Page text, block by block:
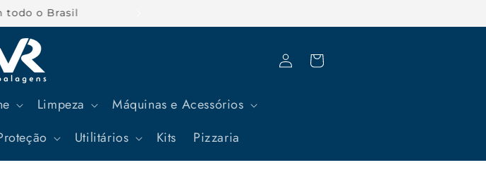
em até 12x
Limpeza
Máquinas e Acessórios
Utilitários Kits Pizzaria
Fazer
login
Carrinho